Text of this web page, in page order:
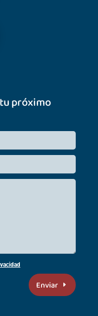
próximo
Enviar